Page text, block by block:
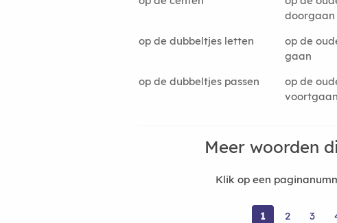
doorgaan
op de dubbeltjes letten
op de
gaan
op de dubbeltjes passen
op de
voortgaan
Meer woorden
Klik op een
1 2 3